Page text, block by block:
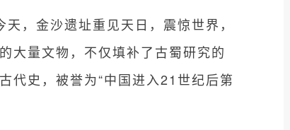
，金沙遗址重见天日，震惊世界，
大量文物，不仅填补了古蜀研究的
代史，被誉为“中国进入21世纪后第